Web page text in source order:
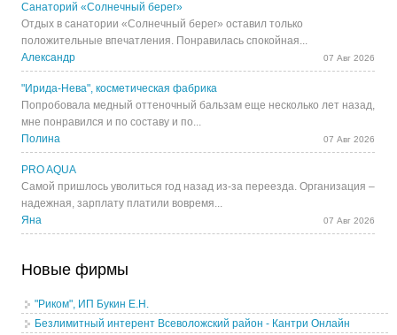
Санаторий «Солнечный берег»
Отдых в санатории «Солнечный берег» оставил только
положительные впечатления. Понравилась спокойная...
Александр
07 Авг 2026
"Ирида-Нева", косметическая фабрика
Попробовала медный оттеночный бальзам еще несколько лет назад,
мне понравился и по составу и по...
Полина
07 Авг 2026
PRO AQUA
Самой пришлось уволиться год назад из-за переезда. Организация –
надежная, зарплату платили вовремя...
Яна
07 Авг 2026
Новые фирмы
"Риком", ИП Букин Е.Н.
Безлимитный интерент Всеволожский район - Кантри Онлайн